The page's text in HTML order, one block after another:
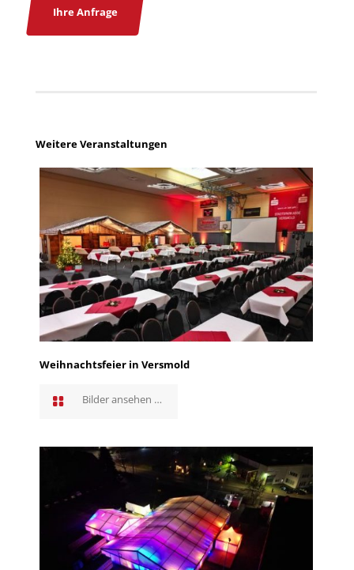
Ihre Anfrage
Weitere Veranstaltungen
Weihnachtsfeier in Versmold
Bilder ansehen …